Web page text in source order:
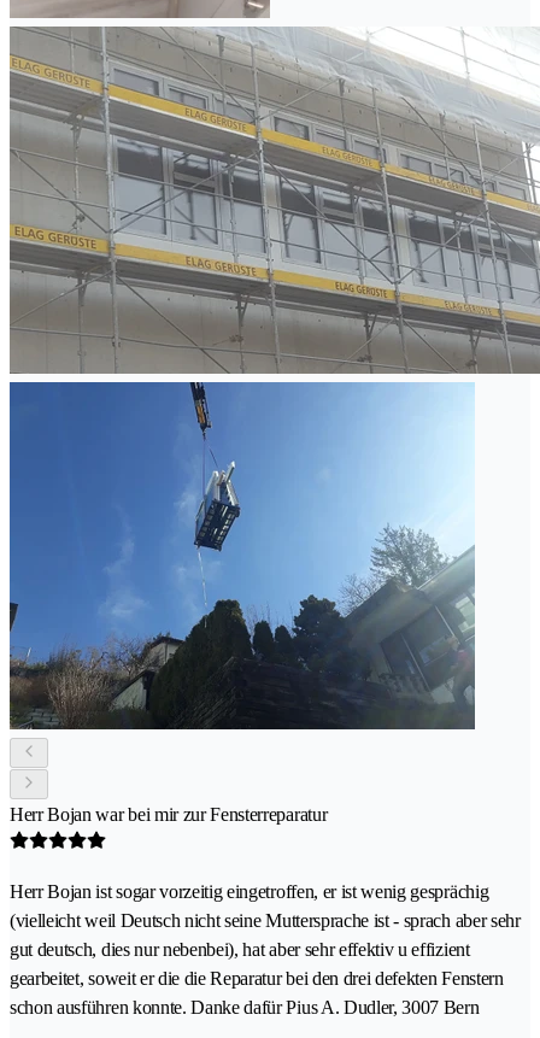
Herr Bojan war bei mir zur Fensterreparatur
Herr Bojan ist sogar vorzeitig eingetroffen, er ist wenig gesprächig
(vielleicht weil Deutsch nicht seine Muttersprache ist - sprach aber sehr
gut deutsch, dies nur nebenbei), hat aber sehr effektiv u effizient
gearbeitet, soweit er die die Reparatur bei den drei defekten Fenstern
schon ausführen konnte. Danke dafür Pius A. Dudler, 3007 Bern